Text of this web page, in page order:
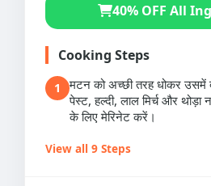
40% OFF All
Cooking Steps
1
मटन को अच्छी तरह धोकर
पेस्ट, हल्दी, लाल मिर्च और
के लिए मेरिनेट करें।
View all 9 Steps